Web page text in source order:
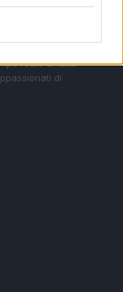
e classifiche su
1,
competizioni
reale di tutte
di